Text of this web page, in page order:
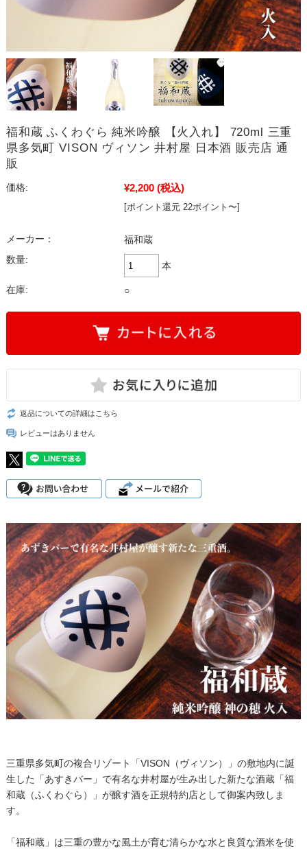
福和蔵 ふくわぐら 純米吟醸 【火入れ】 720ml 三重
県多気町 VISON ヴィソン 井村屋 日本酒 販売店 通
販
価格: ¥2,200 (税込)
[ポイント還元 22ポイント〜]
メーカー：
福和蔵
数量:
本
在庫: ○
返品についての詳細はこちら
レビューはありません
三重県多気町の複合リゾート「VISON（ヴィソン）」の敷地内に誕
生した「あすきバー」で有名な井村屋が生み出した新たな酒蔵「福
和蔵（ふくわぐら）」が醸す酒を正規特約店として御案内致しま
す。
「福和蔵」は三重の豊かな風土が育む清らかな水と良質な酒米を使